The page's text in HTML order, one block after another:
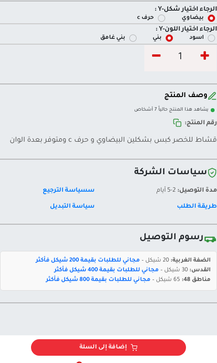
إضافة إلى السلة
الرجاء اختيار شكل-Y :
بيضاوي حرف c
الرجاء اختيار اللون-Y :
اسود بني بني غامق
وصف المنتج
يشاهد هذا المنتج حالياً 7 أشخاص
رقم المنتج:
قشاط للخصر كبس بشكلين البيضاوي و حرف c ومتوفر بعدة الوان
سياسات الشركة
مدة التوصيل: سسياسة الترجيع
طريقة الطلب سياسة التبديل
رسوم التوصيل
الضفة الغربية:
مجاني للطلبات بقيمة 200 شيكل فأكثر
القدس:
مجاني للطلبات بقيمة 400 شيكل فأكثر
مناطق 48:
مجاني للطلبات بقيمة 800 شيكل فأكثر